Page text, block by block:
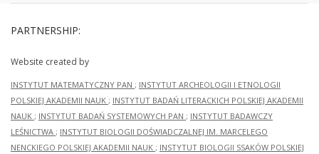
PARTNERSHIP:
Website created by
INSTYTUT MATEMATYCZNY PAN ; INSTYTUT ARCHEOLOGII I ETNOLOGII
POLSKIEJ AKADEMII NAUK ; INSTYTUT BADAŃ LITERACKICH POLSKIEJ AKADEMII
NAUK ; INSTYTUT BADAŃ SYSTEMOWYCH PAN ; INSTYTUT BADAWCZY
LEŚNICTWA ; INSTYTUT BIOLOGII DOŚWIADCZALNEJ IM. MARCELEGO
NENCKIEGO POLSKIEJ AKADEMII NAUK ; INSTYTUT BIOLOGII SSAKÓW POLSKIEJ